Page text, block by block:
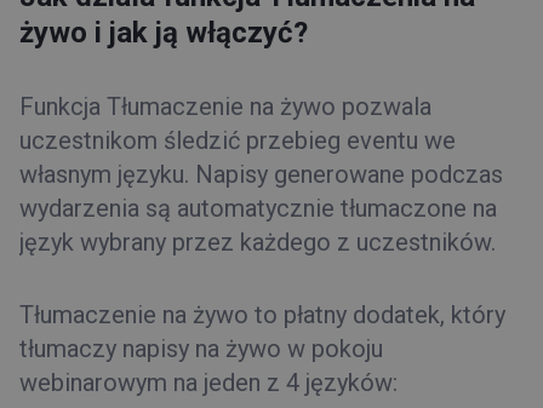
żywo i jak ją włączyć?
Funkcja Tłumaczenie na żywo pozwala
uczestnikom śledzić przebieg eventu we
własnym języku. Napisy generowane podczas
wydarzenia są automatycznie tłumaczone na
język wybrany przez każdego z uczestników.
Tłumaczenie na żywo to płatny dodatek, który
tłumaczy napisy na żywo w pokoju
webinarowym na jeden z 4 języków: